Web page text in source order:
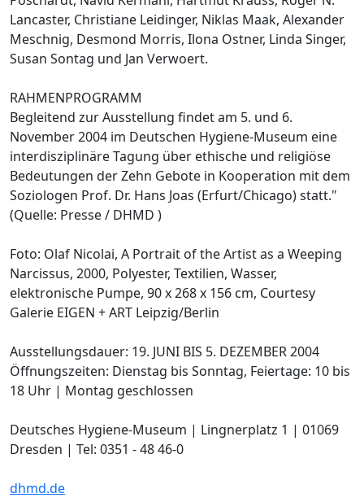
Lancaster, Christiane Leidinger, Niklas Maak, Alexander
Meschnig, Desmond Morris, Ilona Ostner, Linda Singer,
Susan Sontag und Jan Verwoert.
RAHMENPROGRAMM
Begleitend zur Ausstellung findet am 5. und 6.
November 2004 im Deutschen Hygiene-Museum eine
interdisziplinäre Tagung über ethische und religiöse
Bedeutungen der Zehn Gebote in Kooperation mit dem
Soziologen Prof. Dr. Hans Joas (Erfurt/Chicago) statt."
(Quelle: Presse / DHMD )
Foto: Olaf Nicolai, A Portrait of the Artist as a Weeping
Narcissus, 2000, Polyester, Textilien, Wasser,
elektronische Pumpe, 90 x 268 x 156 cm, Courtesy
Galerie EIGEN + ART Leipzig/Berlin
Ausstellungsdauer: 19. JUNI BIS 5. DEZEMBER 2004
Öffnungszeiten: Dienstag bis Sonntag, Feiertage: 10 bis
18 Uhr | Montag geschlossen
Deutsches Hygiene-Museum | Lingnerplatz 1 | 01069
Dresden | Tel: 0351 - 48 46-0
dhmd.de